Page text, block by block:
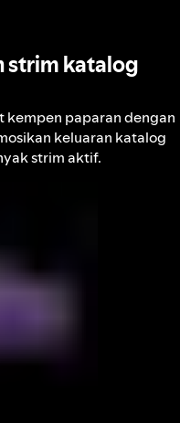
strim katalog
kempen paparan dengan
keluaran katalog
strim aktif.